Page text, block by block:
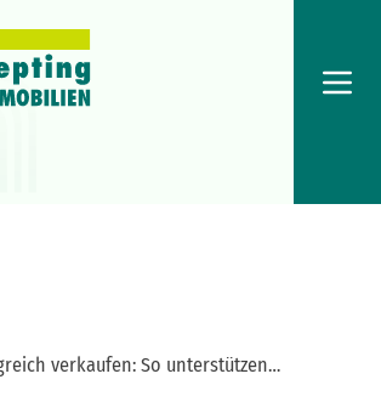
verkaufen: So unterstützen